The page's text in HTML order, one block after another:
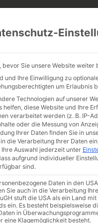
Sie unsere Website weiter
und Ihre Einwilligung zu
um Erlaubnis
Technologien auf unserer
helfen, diese Website und Ihre
verarbeitet werden (z. B. IP-
oder die Messung von
Ihrer Daten finden Sie in
die Verarbeitung Ihrer Daten
Ihre Auswahl jederzeit unter
aufgrund individueller
sind.
Daten in den
Sie auch in die Verarbeitung
stuft die USA als ein Land
ein. Es besteht beispielsweise
in
eine Klagemöglichkeit besteht.